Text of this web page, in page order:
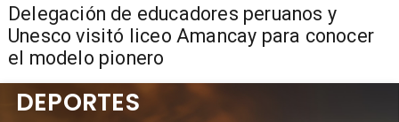
Delegación de educadores peruanos y
Unesco visitó liceo Amancay para conocer
el modelo pionero
DEPORTES